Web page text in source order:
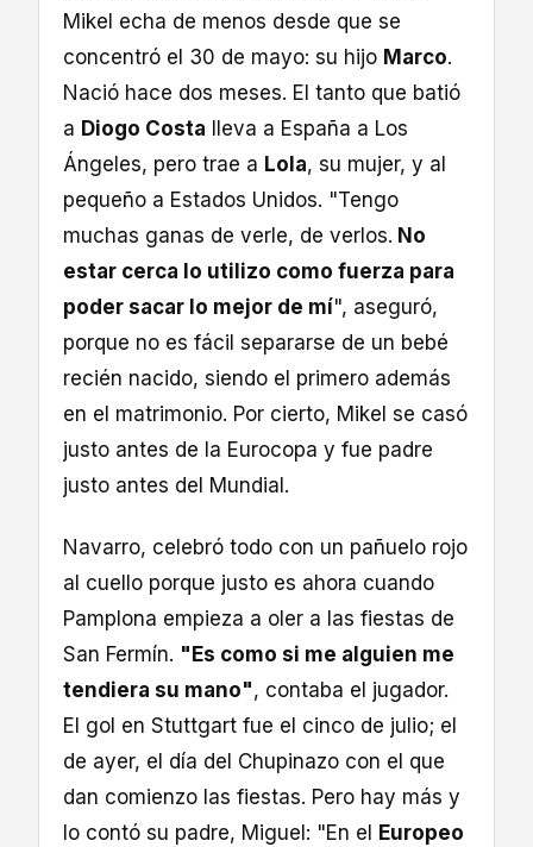
Mikel echa de menos desde que se
concentró el 30 de mayo: su hijo Marco.
Nació hace dos meses. El tanto que batió
a Diogo Costa lleva a España a Los
Ángeles, pero trae a Lola, su mujer, y al
pequeño a Estados Unidos. "Tengo
muchas ganas de verle, de verlos. No
estar cerca lo utilizo como fuerza para
poder sacar lo mejor de mí", aseguró,
porque no es fácil separarse de un bebé
recién nacido, siendo el primero además
en el matrimonio. Por cierto, Mikel se casó
justo antes de la Eurocopa y fue padre
justo antes del Mundial.
Navarro, celebró todo con un pañuelo rojo
al cuello porque justo es ahora cuando
Pamplona empieza a oler a las fiestas de
San Fermín. "Es como si me alguien me
tendiera su mano", contaba el jugador.
El gol en Stuttgart fue el cinco de julio; el
de ayer, el día del Chupinazo con el que
dan comienzo las fiestas. Pero hay más y
lo contó su padre, Miguel: "En el
Europeo